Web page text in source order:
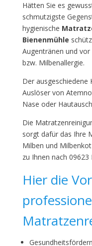
Hätten Sie es
schmutzigste
hygienische
Bienenmühle
Augentränen und
bzw. Milbenallergie.
Der
Auslöser von
Nase oder
Die
sorgt dafür das Ihre
Milben und
zu Ihnen nach 09623
Hier die